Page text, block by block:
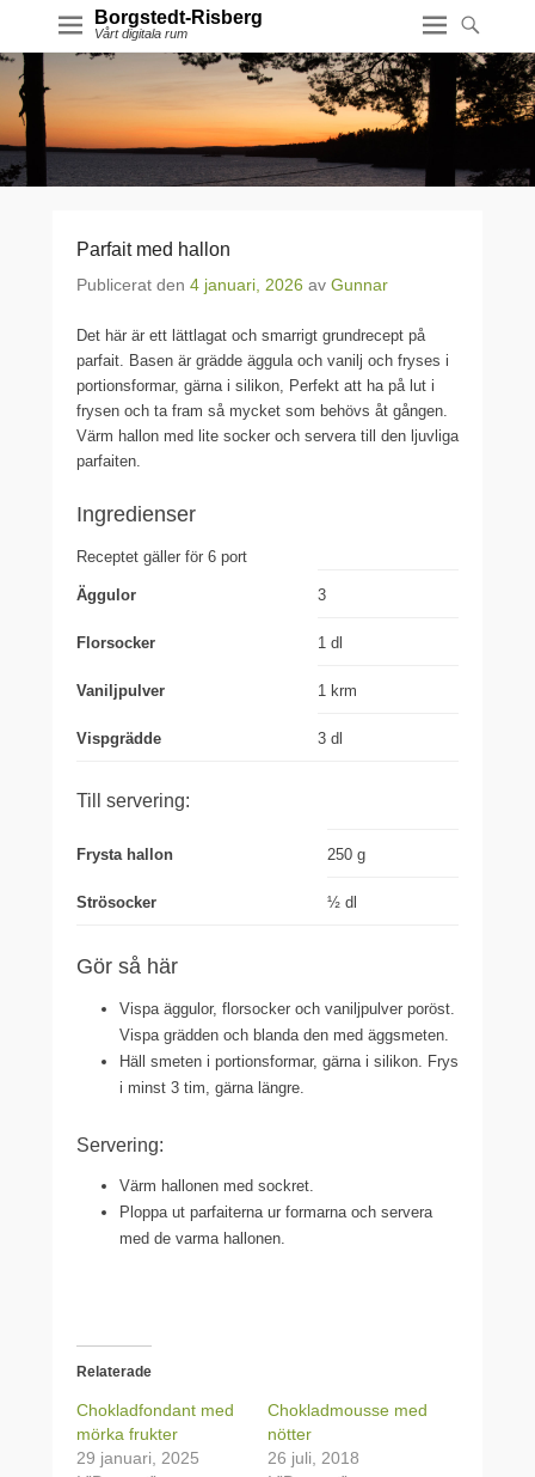
Borgstedt-Risberg
Vårt digitala rum
Parfait med hallon
Publicerat den 4 januari, 2026 av Gunnar
Det här är ett lättlagat och smarrigt grundrecept på
parfait. Basen är grädde äggula och vanilj och fryses i
portionsformar, gärna i silikon, Perfekt att ha på lut i
frysen och ta fram så mycket som behövs åt gången.
Värm hallon med lite socker och servera till den ljuvliga
parfaiten.
Ingredienser
Receptet gäller för 6 port
Äggulor 3
Florsocker 1 dl
Vaniljpulver 1 krm
Vispgrädde 3 dl
Till servering:
Frysta hallon 250 g
Strösocker ½ dl
Gör så här
Vispa äggulor, florsocker och vaniljpulver poröst.
Vispa grädden och blanda den med äggsmeten.
Häll smeten i portionsformar, gärna i silikon. Frys
i minst 3 tim, gärna längre.
Servering:
Värm hallonen med sockret.
Ploppa ut parfaiterna ur formarna och servera
med de varma hallonen.
Relaterade
Chokladfondant med
mörka frukter
29 januari, 2025
Chokladmousse med
nötter
26 juli, 2018